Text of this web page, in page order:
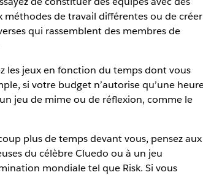
méthodes de travail différentes ou de créer
qui rassemblent des membres de
les jeux en fonction du temps dont vous
si votre budget n’autorise qu’une
jeu de mime ou de réflexion, comme le
plus de temps devant vous, pensez aux
du célèbre Cluedo ou à un jeu
mondiale tel que Risk. Si vous